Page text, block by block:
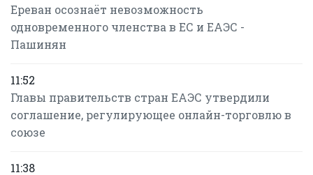
Ереван осознаёт невозможность
одновременного членства в ЕС и ЕАЭС -
Пашинян
11:52
Главы правительств стран ЕАЭС утвердили
соглашение, регулирующее онлайн-торговлю в
союзе
11:38